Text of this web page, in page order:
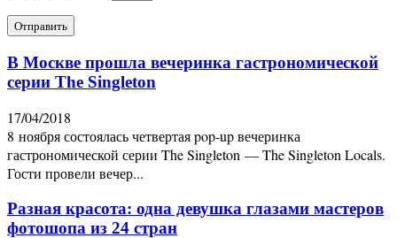
В Москве прошла вечеринка гастрономической
серии The Singleton
17/04/2018
8 ноября состоялась четвертая pop-up вечеринка
гастрономической серии The Singleton — The Singleton Locals.
Гости провели вечер...
Разная красота: одна девушка глазами мастеров
фотошопа из 24 стран